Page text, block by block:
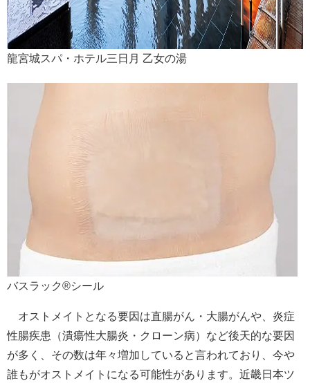
龍宮城スパ・ホテル三日月 乙女の湯
バスラック®シール
オストメイトとなる要因は直腸がん・大腸がんや、炎症
性腸疾患（潰瘍性大腸炎・クローン病）など後天的な要因
が多く、その数は年々増加していると言われており、今や
誰もがオストメイトになる可能性があります。近畿日本ツ